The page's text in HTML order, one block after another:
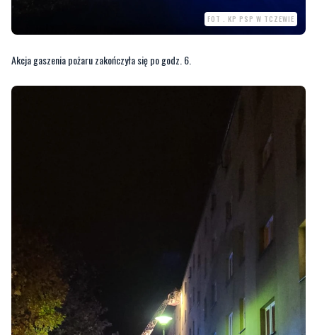
Akcja gaszenia pożaru zakończyła się po godz. 6.